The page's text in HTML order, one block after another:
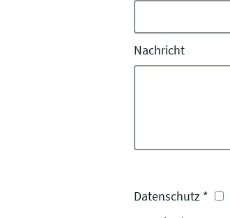
Nachricht
Datenschutz *